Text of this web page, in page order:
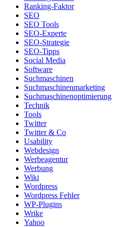
Ranking-Faktor
SEO
SEO Tools
SEO-Experte
SEO-Strategie
SEO-Tipps
Social Media
Software
Suchmaschinen
Suchmaschinenmarketing
Suchmaschinenoptimierung
Technik
Tools
Twitter
Twitter & Co
Usability
Webdesign
Werbeagentur
Werbung
Wiki
Wordpress
Wordpress Fehler
WP-Plugins
Wrike
Yahoo